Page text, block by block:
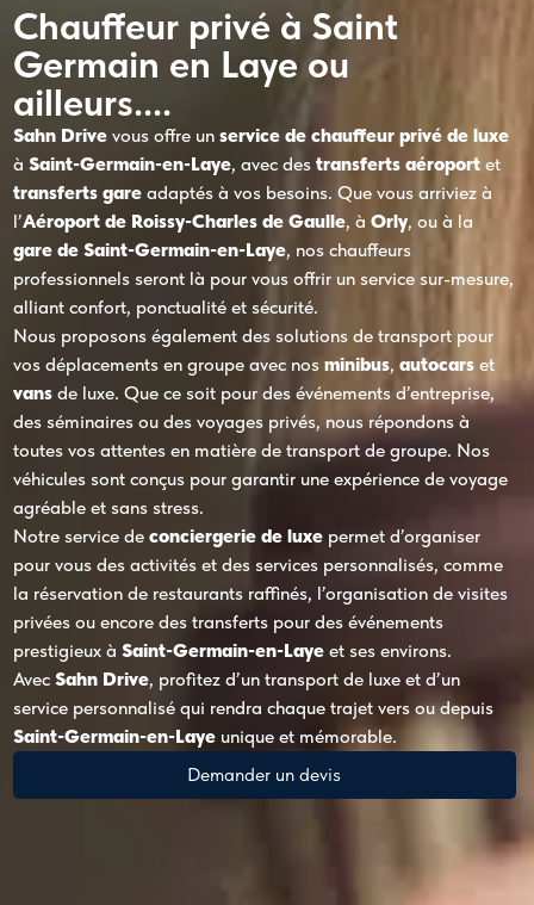
Chauffeur privé à Saint
Germain en Laye ou
ailleurs....
Sahn Drive vous offre unservice de chauffeur privé de luxe
à Saint-Germain-en-Laye, avec destransferts aéroport et
transferts gare adaptés à vos besoins. Que vous arriviez à
l’Aéroport de Roissy-Charles de Gaulle, àOrly, ou à la
gare de Saint-Germain-en-Laye, nos chauffeurs
professionnels seront là pour vous offrir un service sur-mesure,
alliant confort, ponctualité et sécurité.
Nous proposons également des solutions de transport pour
vos déplacements en groupe avec nosminibus,autocars et
vans de luxe. Que ce soit pour des événements d’entreprise,
des séminaires ou des voyages privés, nous répondons à
toutes vos attentes en matière de transport de groupe. Nos
véhicules sont conçus pour garantir une expérience de voyage
agréable et sans stress.
Notre service deconciergerie de luxe permet d’organiser
pour vous des activités et des services personnalisés, comme
la réservation de restaurants raffinés, l’organisation de visites
privées ou encore des transferts pour des événements
prestigieux à Saint-Germain-en-Laye et ses environs.
AvecSahn Drive, profitez d’un transport de luxe et d’un
service personnalisé qui rendra chaque trajet vers ou depuis
Saint-Germain-en-Laye unique et mémorable.
Demander un devis